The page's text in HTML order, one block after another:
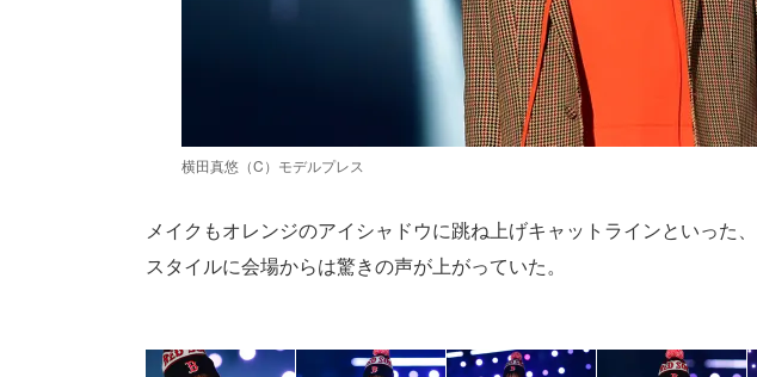
横田真悠（C）モデルプレス
メイクもオレンジのアイシャドウに跳ね上げキャットラインといった
スタイルに会場からは驚きの声が上がっていた。